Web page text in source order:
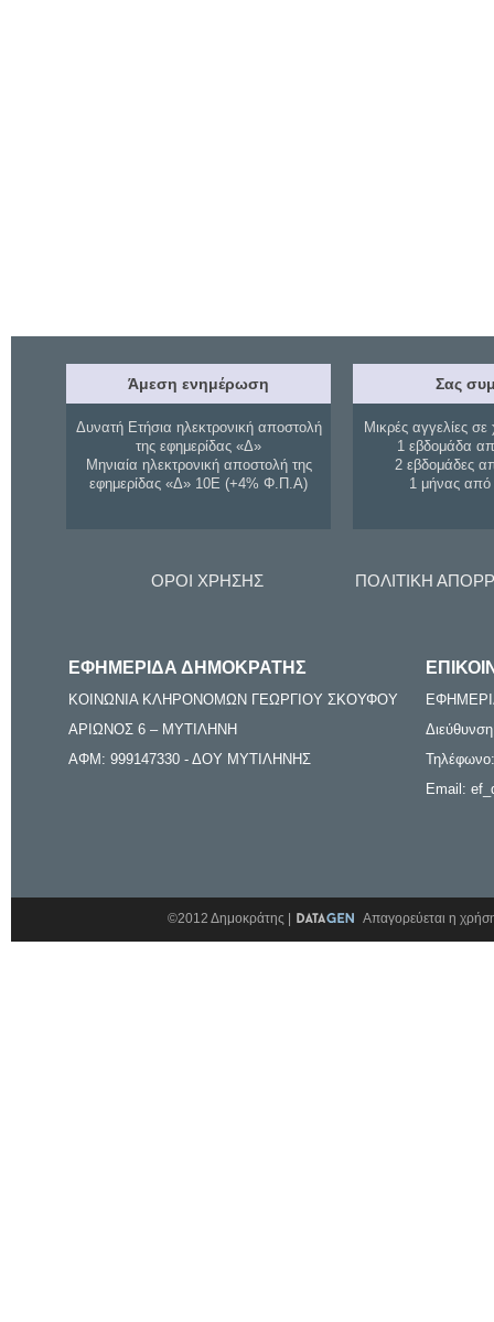
Άμεση ενημέρωση
Δυνατή Ετήσια ηλεκτρονική αποστολή
της εφημερίδας «Δ»
Μηνιαία ηλεκτρονική αποστολή της
εφημερίδας «Δ» 10Ε (+4% Φ.Π.Α)
Σας
Μικρές αγγελίες σε
1 εβδομάδα
2 εβδομάδες
1 μήνας
ΟΡΟΙ ΧΡΗΣΗΣ ΠΟΛΙΤΙΚΗ
ΕΦΗΜΕΡΙΔΑ ΔΗΜΟΚΡΑΤΗΣ
ΚΟΙΝΩΝΙΑ ΚΛΗΡΟΝΟΜΩΝ ΓΕΩΡΓΙΟΥ ΣΚΟΥΦΟΥ
ΑΡΙΩΝΟΣ 6 – ΜΥΤΙΛΗΝΗ
ΑΦΜ: 999147330 - ΔΟΥ ΜΥΤΙΛΗΝΗΣ
Email:
©2012 Δημοκράτης | Απαγορεύεται η